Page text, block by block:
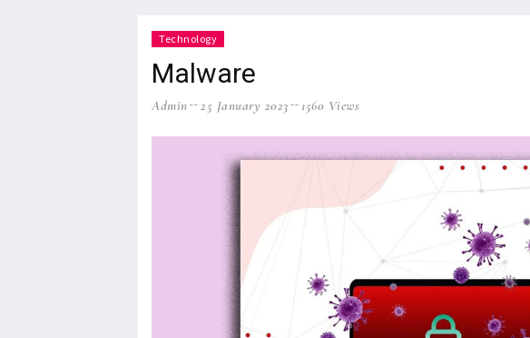
Technology
Malware
Admin 25 January 2023 1560 Views